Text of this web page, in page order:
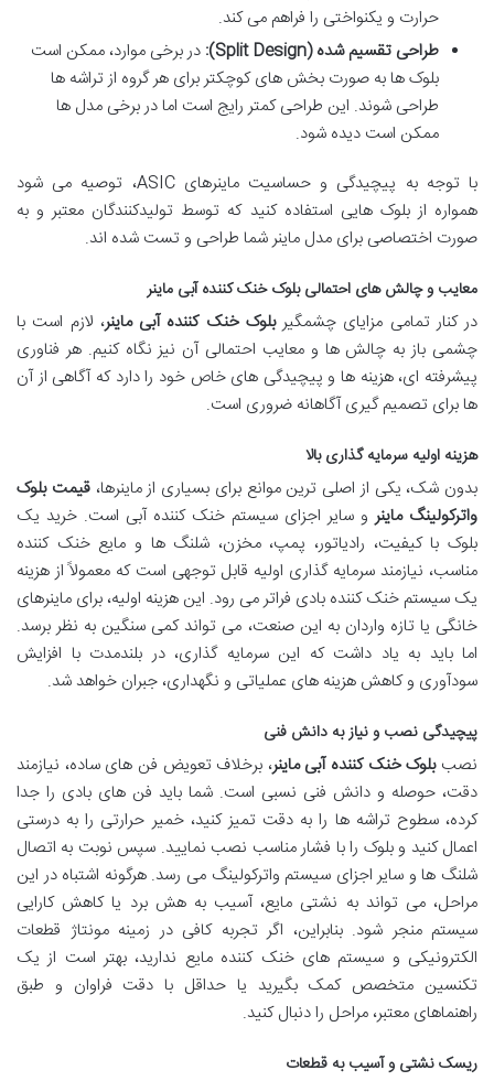
حرارت و یکنواختی را فراهم می کند.
طراحی تقسیم شده (Split Design):
در برخی موارد، ممکن است
بلوک ها به صورت بخش های کوچکتر برای هر گروه از تراشه ها
طراحی شوند. این طراحی کمتر رایج است اما در برخی مدل ها
ممکن است دیده شود.
با توجه به پیچیدگی و حساسیت ماینرهای ASIC، توصیه می شود
همواره از بلوک هایی استفاده کنید که توسط تولیدکنندگان معتبر و به
صورت اختصاصی برای مدل ماینر شما طراحی و تست شده اند.
معایب و چالش های احتمالی بلوک خنک کننده آبی ماینر
در کنار تمامی مزایای چشمگیربلوک خنک کننده آبی ماینر، لازم است با
چشمی باز به چالش ها و معایب احتمالی آن نیز نگاه کنیم. هر فناوری
پیشرفته ای، هزینه ها و پیچیدگی های خاص خود را دارد که آگاهی از آن
ها برای تصمیم گیری آگاهانه ضروری است.
هزینه اولیه سرمایه گذاری بالا
بدون شک، یکی از اصلی ترین موانع برای بسیاری از ماینرها،قیمت بلوک
واترکولینگ ماینر و سایر اجزای سیستم خنک کننده آبی است. خرید یک
بلوک با کیفیت، رادیاتور، پمپ، مخزن، شلنگ ها و مایع خنک کننده
مناسب، نیازمند سرمایه گذاری اولیه قابل توجهی است که معمولاً از هزینه
یک سیستم خنک کننده بادی فراتر می رود. این هزینه اولیه، برای ماینرهای
خانگی یا تازه واردان به این صنعت، می تواند کمی سنگین به نظر برسد.
اما باید به یاد داشت که این سرمایه گذاری، در بلندمدت با افزایش
سودآوری و کاهش هزینه های عملیاتی و نگهداری، جبران خواهد شد.
پیچیدگی نصب و نیاز به دانش فنی
نصببلوک خنک کننده آبی ماینر، برخلاف تعویض فن های ساده، نیازمند
دقت، حوصله و دانش فنی نسبی است. شما باید فن های بادی را جدا
کرده، سطوح تراشه ها را به دقت تمیز کنید، خمیر حرارتی را به درستی
اعمال کنید و بلوک را با فشار مناسب نصب نمایید. سپس نوبت به اتصال
شلنگ ها و سایر اجزای سیستم واترکولینگ می رسد. هرگونه اشتباه در این
مراحل، می تواند به نشتی مایع، آسیب به هش برد یا کاهش کارایی
سیستم منجر شود. بنابراین، اگر تجربه کافی در زمینه مونتاژ قطعات
الکترونیکی و سیستم های خنک کننده مایع ندارید، بهتر است از یک
تکنسین متخصص کمک بگیرید یا حداقل با دقت فراوان و طبق
راهنماهای معتبر، مراحل را دنبال کنید.
ریسک نشتی و آسیب به قطعات